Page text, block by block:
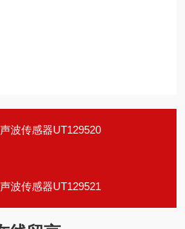
波传感器UT129520
波传感器UT129521